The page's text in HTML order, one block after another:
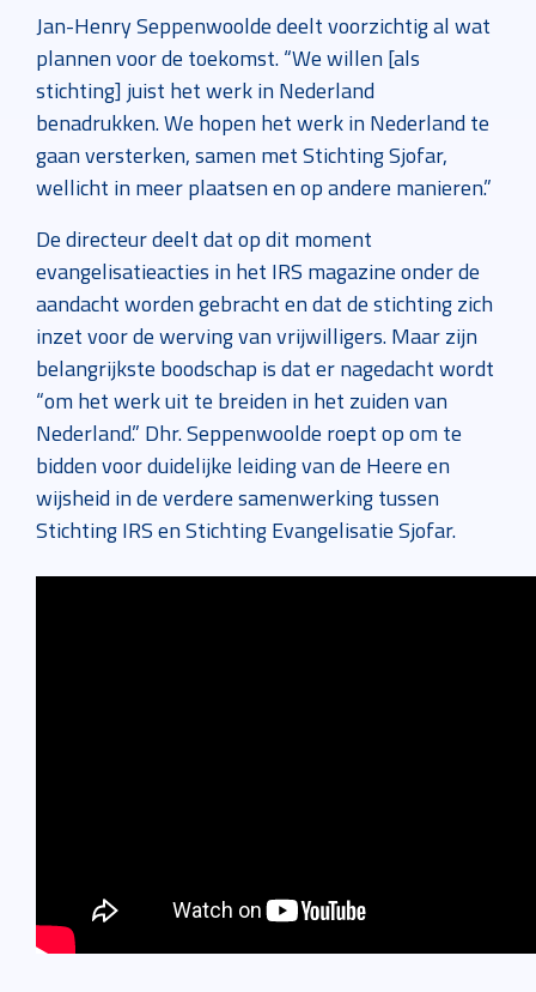
Jan-Henry Seppenwoolde deelt voorzichtig al wat
plannen voor de toekomst. “We willen [als
stichting] juist het werk in Nederland
benadrukken. We hopen het werk in Nederland te
gaan versterken, samen met Stichting Sjofar,
wellicht in meer plaatsen en op andere manieren.”
De directeur deelt dat op dit moment
evangelisatieacties in het IRS magazine onder de
aandacht worden gebracht en dat de stichting zich
inzet voor de werving van vrijwilligers. Maar zijn
belangrijkste boodschap is dat er nagedacht wordt
“om het werk uit te breiden in het zuiden van
Nederland.” Dhr. Seppenwoolde roept op om te
bidden voor duidelijke leiding van de Heere en
wijsheid in de verdere samenwerking tussen
Stichting IRS en Stichting Evangelisatie Sjofar.